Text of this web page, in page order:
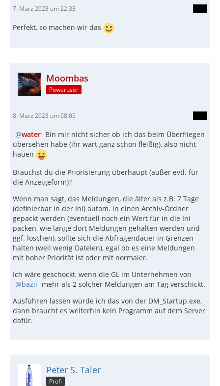
7. März 2023 um 22:33
Perfekt, so machen wir das
Moombas
Poweruser
8. März 2023 um 08:05
water Bin mir nicht sicher ob ich das beim Überfliegen
übersehen habe (ihr wart ganz schön fleißig), also nicht
hauen
Brauchst du die Priorisierung überhaupt (außer evtl. für
die Anzeigeform)?
Wenn man sagt, das Meldungen, die älter als z.B. 7 Tage
(definierbar in der Ini) autom. in einen Archiv-Ordner
gepackt werden (eventuell noch ein Wert für in die Ini
packen, wie lange dort Meldungen gehalten werden und
ggf. löschen), sollte sich die Abfragendauer in Grenzen
halten (weil wenig Dateien), egal ob es eine Meldungen
mit hoher Priorität ist oder mit normaler.
Ich wäre geschockt, wenn die GL im Unternehmen von
bazii mehr als 2 solcher Meldungen am Tag verschickt.
Ausführen lassen würde ich das von der DM_Startup.exe,
dann braucht es weiterhin kein Programm auf dem Server
dafür.
Peter S. Taler
Profi